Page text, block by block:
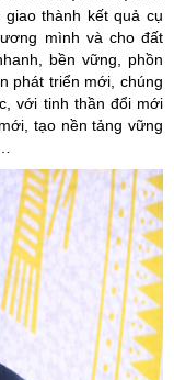
thành kết quả cụ
mình và cho đất
bền vững, phồn
phát triển mới, chúng
với tinh thần đổi mới
tạo nền tảng vững